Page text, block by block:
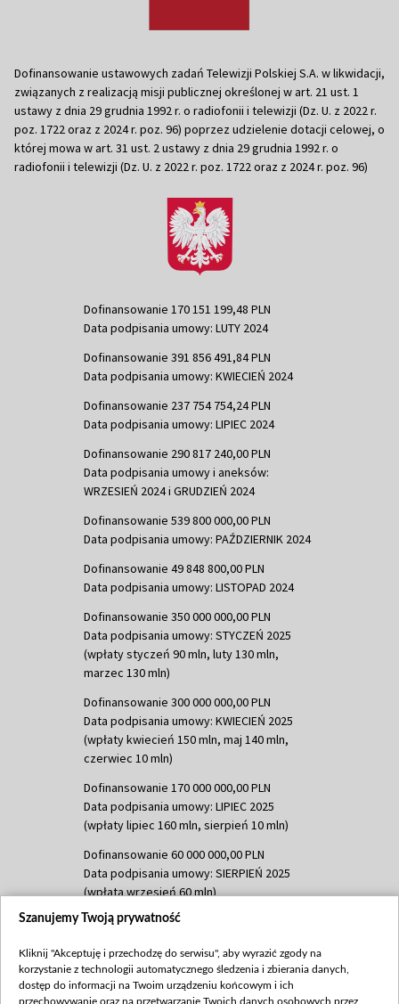
Dofinansowanie ustawowych zadań Telewizji Polskiej S.A. w likwidacji,
związanych z realizacją misji publicznej określonej w art. 21 ust. 1
ustawy z dnia 29 grudnia 1992 r. o radiofonii i telewizji (Dz. U. z 2022 r.
poz. 1722 oraz z 2024 r. poz. 96) poprzez udzielenie dotacji celowej, o
której mowa w art. 31 ust. 2 ustawy z dnia 29 grudnia 1992 r. o
radiofonii i telewizji (Dz. U. z 2022 r. poz. 1722 oraz z 2024 r. poz. 96)
Dofinansowanie 170 151 199,48 PLN
Data podpisania umowy: LUTY 2024
Dofinansowanie 391 856 491,84 PLN
Data podpisania umowy: KWIECIEŃ 2024
Dofinansowanie 237 754 754,24 PLN
Data podpisania umowy: LIPIEC 2024
Dofinansowanie 290 817 240,00 PLN
Data podpisania umowy i aneksów:
WRZESIEŃ 2024 i GRUDZIEŃ 2024
Dofinansowanie 539 800 000,00 PLN
Data podpisania umowy: PAŹDZIERNIK 2024
Dofinansowanie 49 848 800,00 PLN
Data podpisania umowy: LISTOPAD 2024
Dofinansowanie 350 000 000,00 PLN
Data podpisania umowy: STYCZEŃ 2025
(wpłaty styczeń 90 mln, luty 130 mln,
marzec 130 mln)
Dofinansowanie 300 000 000,00 PLN
Data podpisania umowy: KWIECIEŃ 2025
(wpłaty kwiecień 150 mln, maj 140 mln,
czerwiec 10 mln)
Dofinansowanie 170 000 000,00 PLN
Data podpisania umowy: LIPIEC 2025
(wpłaty lipiec 160 mln, sierpień 10 mln)
Dofinansowanie 60 000 000,00 PLN
Data podpisania umowy: SIERPIEŃ 2025
(wpłata wrzesień 60 mln)
Dofinansowanie 635 783 051,21 PLN
(wpłata wrzesień 100 mln, październik 350
mln, listopad 265 mln)
Szanujemy Twoją prywatność
Kliknij "Akceptuję i przechodzę do serwisu", aby wyrazić zgody na
korzystanie z technologii automatycznego śledzenia i zbierania danych,
dostęp do informacji na Twoim urządzeniu końcowym i ich
przechowywanie oraz na przetwarzanie Twoich danych osobowych przez